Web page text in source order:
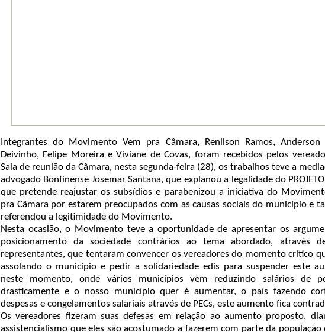
Integrantes do Movimento Vem pra Câmara, Renilson Ramos, Anderson
Deivinho, Felipe Moreira e Viviane de Covas, foram recebidos pelos
Sala de reunião da Câmara, nesta segunda-feira (28), os trabalhos teve a
advogado Bonfinense Josemar Santana, que explanou a legalidade do PROJETO
que pretende reajustar os subsídios e parabenizou a iniciativa do
pra Câmara por estarem preocupados com as causas sociais do município e
referendou a legitimidade do Movimento.
Nesta ocasião, o Movimento teve a oportunidade de apresentar os
posicionamento da sociedade contrários ao tema abordado, através
representantes, que tentaram convencer os vereadores do momento crítico
assolando o município e pedir a solidariedade edis para suspender este
neste momento, onde vários municípios vem reduzindo salários de
drasticamente e o nosso município quer é aumentar, o país fazendo
despesas e congelamentos salariais através de PECs, este aumento fica
Os vereadores fizeram suas defesas em relação ao aumento proposto,
assistencialismo que eles são acostumado a fazerem com parte da população